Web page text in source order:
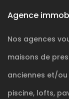
Agence
Nos agences
maisons de
anciennes et/
piscine, lofts,